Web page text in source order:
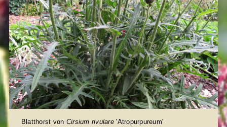
Blatthorst von Cirsium rivulare 'Atropurpureum'